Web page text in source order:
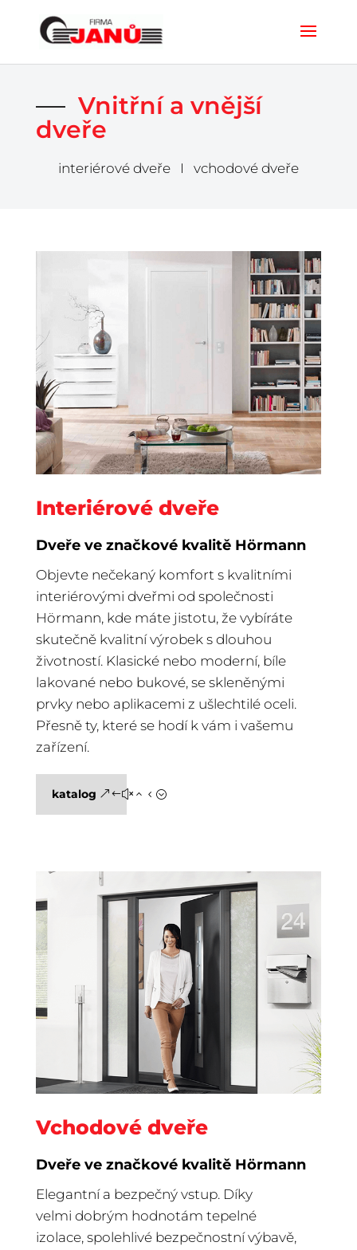
Vnitřní a vnější
dveře
interiérové dveřeI vchodové dveře
Interiérové dveře
Dveře ve značkové kvalitě Hörmann
Objevte nečekaný komfort s kvalitními
interiérovými dveřmi od společnosti
Hörmann, kde máte jistotu, že vybíráte
skutečně kvalitní výrobek s dlouhou
životností. Klasické nebo moderní, bíle
lakované nebo bukové, se skleněnými
prvky nebo aplikacemi z ušlechtilé oceli.
Přesně ty, které se hodí k vám i vašemu
zařízení.
katalog
Vchodové dveře
Dveře ve značkové kvalitě Hörmann
Elegantní a bezpečný vstup. Díky
velmi dobrým hodnotám tepelné
izolace, spolehlivé bezpečnostní výbavě,